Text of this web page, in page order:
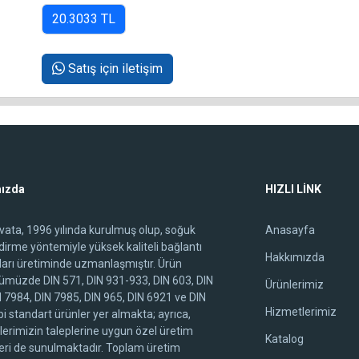
Satış için iletişim
1996 yılında kurulmuş olup, soğuk
yöntemiyle yüksek kaliteli bağlantı
üretiminde uzmanlaşmıştır. Ürün
DIN 571, DIN 931-933, DIN 603, DIN
7984, DIN 7985, DIN 965, DIN 6921 ve DIN
standart ürünler yer almakta; ayrıca,
taleplerine uygun özel üretim
de sunulmaktadır. Toplam üretim
HIZLI LİNK
Anasayfa
Hakkımızda
Ürünlerimiz
Hizmetlerimiz
Katalog